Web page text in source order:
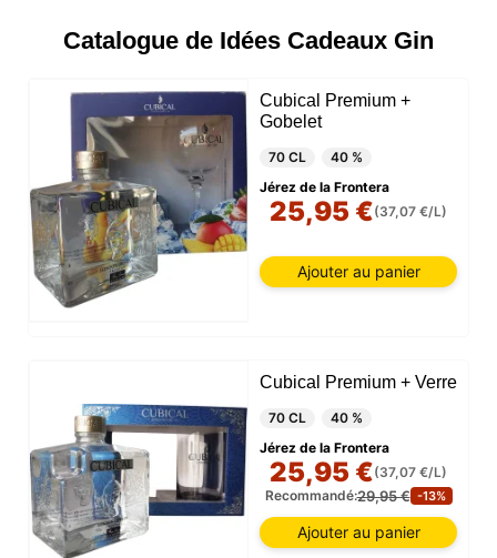
Catalogue de Idées Cadeaux Gin
Cubical Premium +
Gobelet
70 CL
40 %
Jérez de la Frontera
25,95 €(37,07 €/L)
Ajouter au panier
Cubical Premium + Verre
70 CL
40 %
Jérez de la Frontera
25,95 €(37,07 €/L)
Recommandé:29,95 € -13%
Ajouter au panier